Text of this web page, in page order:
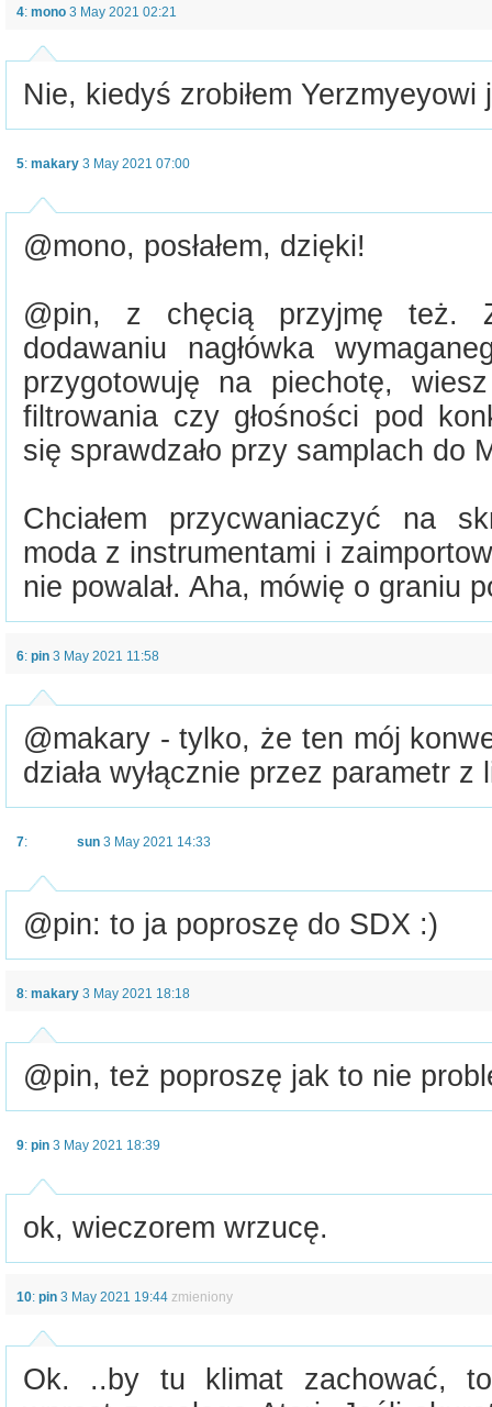
4: mono 3 May 2021 02:21
Nie, kiedyś zrobiłem Yerzmyeyowi
5: makary 3 May 2021 07:00
@mono, posłałem, dzięki!
@pin, z chęcią przyjmę też.
dodawaniu nagłówka
przygotowuję na piechotę,
filtrowania czy głośności pod
się sprawdzało przy samplach do
Chciałem przycwaniaczyć na
moda z instrumentami i
nie powalał. Aha, mówię o graniu
6: pin 3 May 2021 11:58
@makary - tylko, że ten mój
działa wyłącznie przez parametr z
7: sun 3 May 2021 14:33
@pin: to ja poproszę do SDX :)
8: makary 3 May 2021 18:18
@pin, też poproszę jak to nie
9: pin 3 May 2021 18:39
ok, wieczorem wrzucę.
10: pin 3 May 2021 19:44 zmieniony
Ok. ..by tu klimat zachować,